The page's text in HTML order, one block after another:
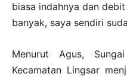
biasa indahnya dan
banyak, saya sendiri
Menurut Agus,
Kecamatan Lingsar